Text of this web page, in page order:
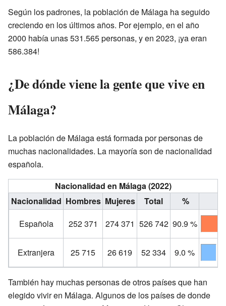
Según los padrones, la población de Málaga ha seguido
creciendo en los últimos años. Por ejemplo, en el año
2000 había unas 531.565 personas, y en 2023, ¡ya eran
586.384!
¿De dónde viene la gente que vive en
Málaga?
La población de Málaga está formada por personas de
muchas nacionalidades. La mayoría son de nacionalidad
española.
Nacionalidad en Málaga (2022)
Nacionalidad Hombres Mujeres Total
%
Española
252 371 274 371 526 742 90.9 %
Extranjera 25 715 26 619 52 334 9.0 %
También hay muchas personas de otros países que han
elegido vivir en Málaga. Algunos de los países de donde